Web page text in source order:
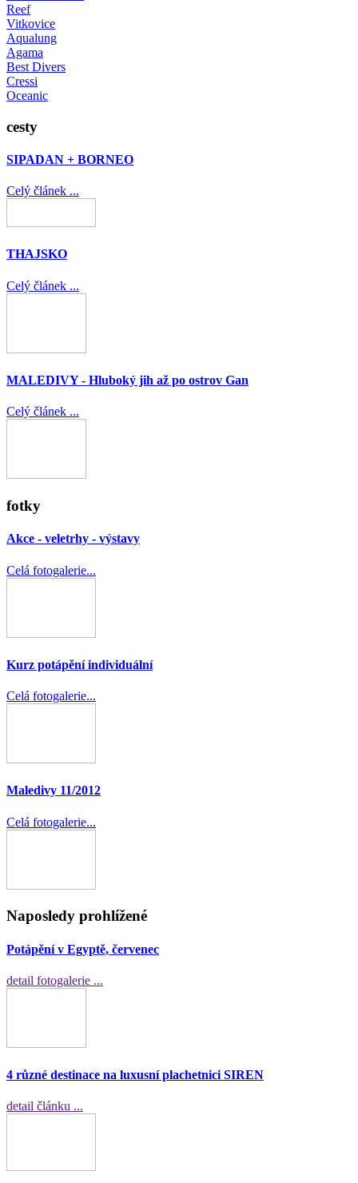
Reef
Vitkovice
Aqualung
Agama
Best Divers
Cressi
Oceanic
cesty
SIPADAN + BORNEO
Celý článek ...
THAJSKO
Celý článek ...
MALEDIVY - Hluboký jih až po ostrov Gan
Celý článek ...
fotky
Akce - veletrhy - výstavy
Celá fotogalerie...
Kurz potápění individuální
Celá fotogalerie...
Maledivy 11/2012
Celá fotogalerie...
Naposledy prohlížené
Potápění v Egyptě, červenec
detail fotogalerie ...
4 různé destinace na luxusní plachetnici SIREN
detail článku ...